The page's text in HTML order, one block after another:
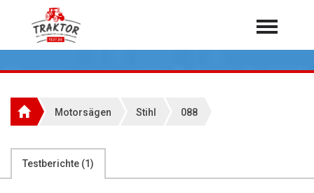
Home
Rundballenpressen
Über 7.000 Testberichte
Motorsägen Stihl 088
Testberichte (1)